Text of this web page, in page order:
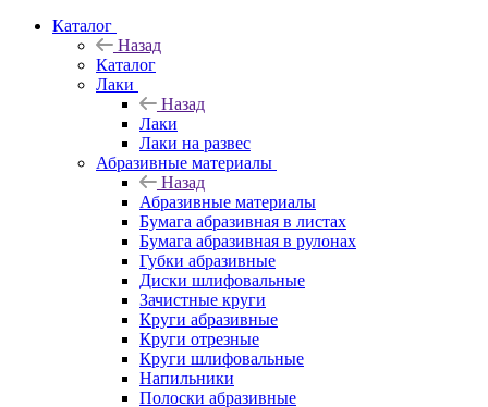
Каталог
Назад
Каталог
Лаки
Назад
Лаки
Лаки на развес
Абразивные материалы
Назад
Абразивные материалы
Бумага абразивная в листах
Бумага абразивная в рулонах
Губки абразивные
Диски шлифовальные
Зачистные круги
Круги абразивные
Круги отрезные
Круги шлифовальные
Напильники
Полоски абразивные